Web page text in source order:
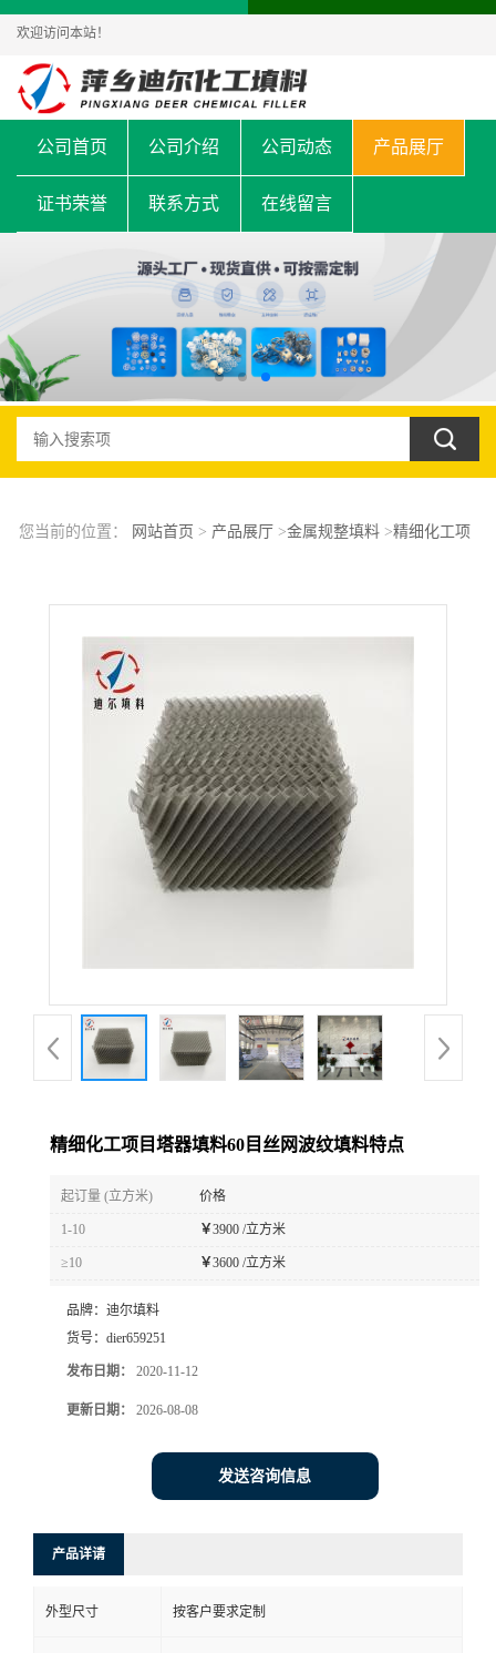
欢迎访问本站！
公司首页 公司介绍 公司动态 产品展厅
证书荣誉 联系方式 在线留言
您当前的位置： 网站首页 > 产品展厅>金属规整填料>精细化工项
精细化工项目塔器填料60目丝网波纹填料特点
起订量 (立方米) 价格
1-10 ￥3900 /立方米
≥10 ￥3600 /立方米
品牌： 迪尔填料
货号： dier659251
发布日期： 2020-11-12
更新日期： 2026-08-08
发送咨询信息
产品详请
外型尺寸 按客户要求定制